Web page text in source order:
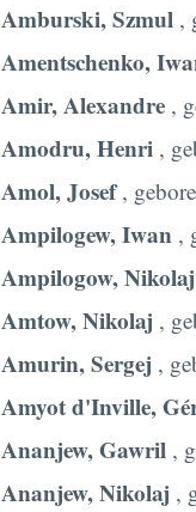
Amburski, Szmul ,
Amentschenko,
Amir, Alexandre ,
Amodru, Henri ,
Amol, Josef,
Ampilogew, Iwan ,
Ampilogow, Nikolaj
Amtow, Nikolaj ,
Amurin, Sergej ,
Amyot d'Inville,
Ananjew, Gawril ,
Ananjew, Nikolaj ,